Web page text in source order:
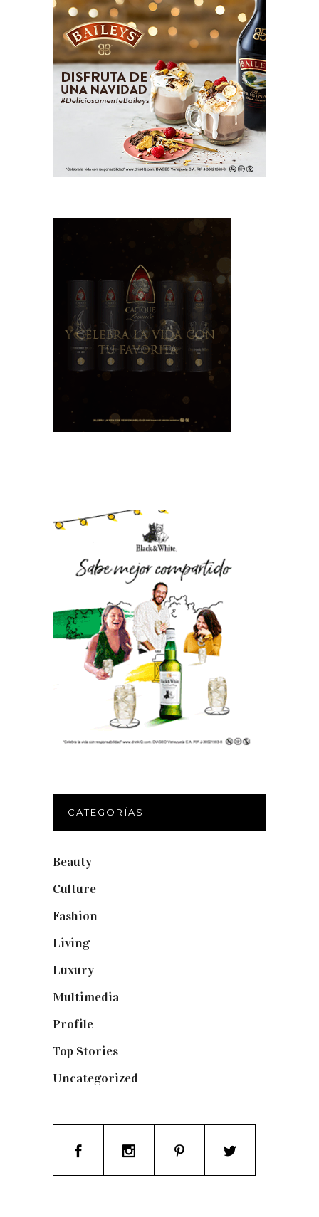
CATEGORÍAS
Beauty
Culture
Fashion
Living(337)
Luxury
Multimedia
Profile
Top Stories
Uncategorized